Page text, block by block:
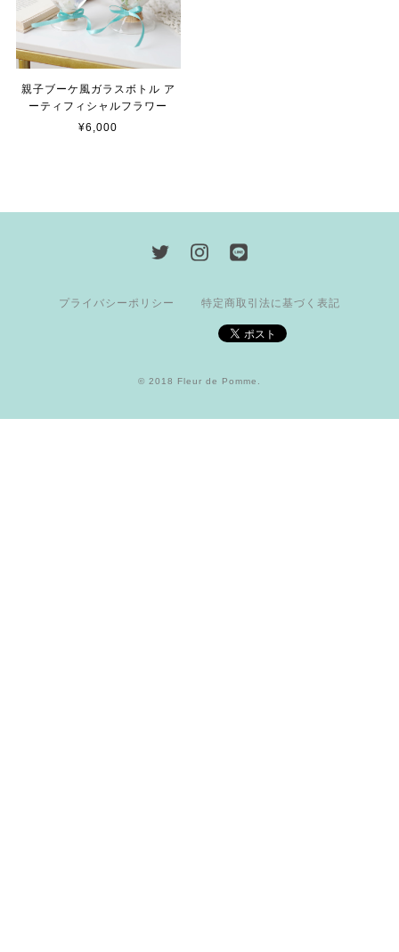
親子ブーケ風ガラスボトル ア
ーティフィシャルフラワー
¥6,000
プライバシーポリシー 特定商取引法に基づく表記
© 2018 Fleur de Pomme.